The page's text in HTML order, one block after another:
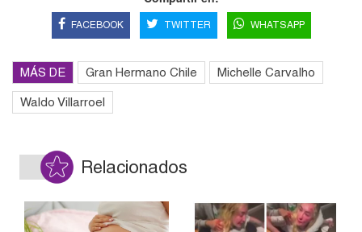
FACEBOOK TWITTER WHATSAPP
MÁS DE Gran Hermano Chile Michelle Carvalho
Waldo Villarroel
Relacionados